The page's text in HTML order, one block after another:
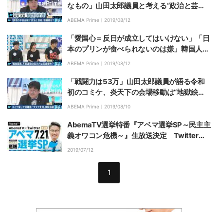
なもの」山田太郎議員と考える“政治と芸
術”の距離感
ABEMA Prime｜ 2019/08/12
「愛国心＝反日が成立してはいけない」「日
本のプリンが食べられないのは嫌」韓国人・
在日コリアンが語る“日韓の溝”
ABEMA Prime｜ 2019/08/12
「戦闘力は53万」山田太郎議員が語る令和
初のコミケ、炎天下の会場移動は“地獄絵
図”も「ヲタクの生きている証」
ABEMA Prime｜ 2019/08/10
AbemaTV選挙特番『アベマ選挙SP～民主主
義オワコン危機～』生放送決定 Twitterで
「#政治家に聞きたいギリギリな質問」を募
2019/07/12
1